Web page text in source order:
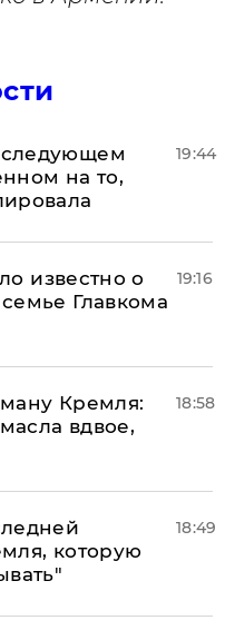
на то,
19:44
известно о
Главкома
19:16
Кремля:
вдвое,
18:58
которую
18:49